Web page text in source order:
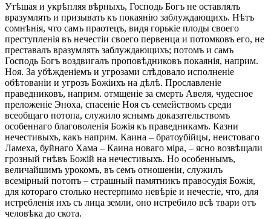
Утѣшая и укрѣпляя вѣрныхъ, Господь Богъ не оставлялъ
вразумлять и призывать къ покаянію заблуждающихъ. Нѣтъ
сомнѣнія, что самъ праотецъ, видя горькіе плоды своего
преступленія въ нечестіи своего первенца и потомковъ его, не
преставалъ вразумлять заблуждающихъ; потомъ и самъ
Господь Богъ воздвигалъ проповѣдниковъ покаянія, наприм.
Ноя. За убѣжденіемъ и угрозами слѣдовало исполненіе
обѣтованіи и угрозъ Божіихъ на дѣлѣ. Прославленіе
праведниковъ, наприм. отмщеніе за смерть Авеля, чудесное
преложеніе Эноха, спасеніе Ноя съ семействомъ среди
всеобщаго потопа, служило яснымъ доказательствомъ
особеннаго благоволенія Божія къ праведникамъ. Казни
нечестивыхъ, какъ наприм. Каина – братоубійцы, неистоваго
Ламеха, буйнаго Хама – Каина новаго міра, – ясно возвѣщали
грозный гнѣвъ Божій на нечестивыхъ. Но особеннымъ,
величайшимъ урокомъ, въ семъ отношеніи, служилъ
всемірный потопъ – страшный памятникъ правосудія Божія,
для котораго столько нестерпимо невѣріе и нечестіе, что, для
истребленія ихъ съ лица земли, оно истребило всѣ твари отъ
человѣка до скота.